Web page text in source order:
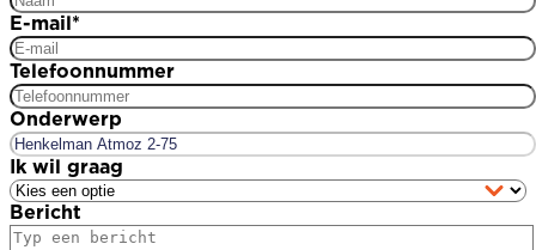
E-mail *
Telefoonnummer
Onderwerp
Ik wil graag
Bericht